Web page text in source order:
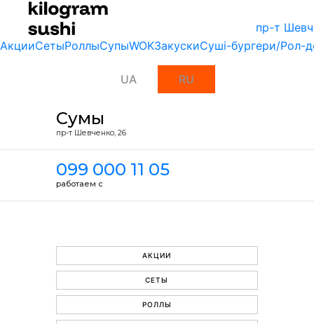
пр-т
АкцииСетыРоллыСупыWOKЗакускиСуші-бургери/Рол-
UA RU
Сумы
пр-т Шевченко, 26
099 000 11 05
работаем с
АКЦИИ
СЕТЫ
РОЛЛЫ